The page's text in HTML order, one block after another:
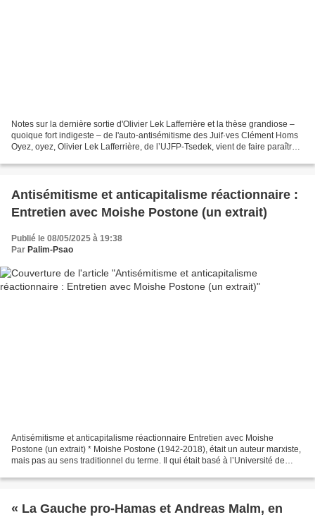
Notes sur la dernière sortie d'Olivier Lek Lafferrière et la thèse grandiose ‒
quoique fort indigeste ‒ de l'auto-antisémitisme des Juif·ves Clément Homs
Oyez, oyez, Olivier Lek Lafferrière, de l’UJFP-Tsedek, vient de faire paraître
Antisémitisme et anticapitalisme réactionnaire :
Entretien avec Moishe Postone (un extrait)
Publié le 08/05/2025 à 19:38
Par Palim-Psao
Antisémitisme et anticapitalisme réactionnaire Entretien avec Moishe
Postone (un extrait) * Moishe Postone (1942-2018), était un auteur marxiste,
mais pas au sens traditionnel du terme. Il qui était basé à l’Université de
« La Gauche pro-Hamas et Andreas Malm, en